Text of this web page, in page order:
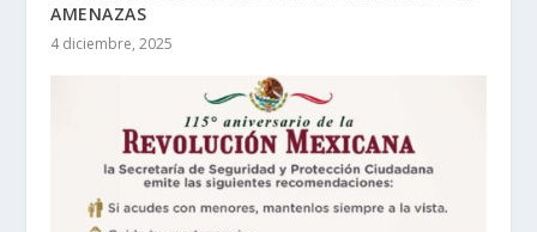
AMENAZAS
4 diciembre, 2025